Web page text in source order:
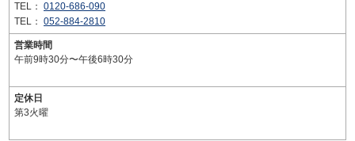
TEL： 0120-686-090
TEL： 052-884-2810
営業時間
午前9時30分〜午後6時30分
定休日
第3火曜